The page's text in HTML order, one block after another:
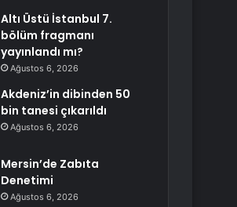
Altı Üstü İstanbul 7.
bölüm fragmanı
yayınlandı mı?
Ağustos 6, 2026
Akdeniz’in dibinden 50
bin tanesi çıkarıldı
Ağustos 6, 2026
Mersin’de Zabıta
Denetimi
Ağustos 6, 2026